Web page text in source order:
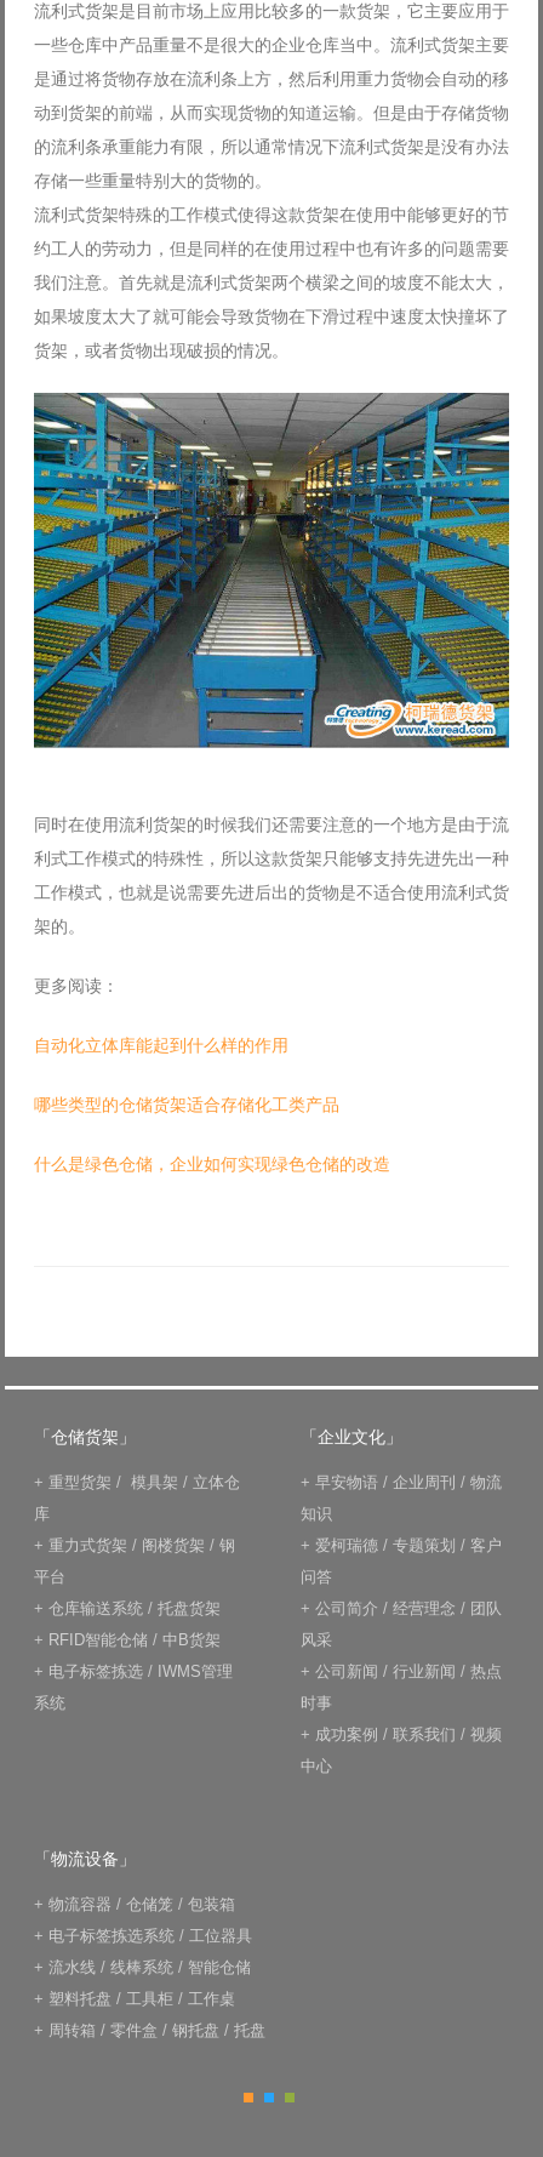
流利式货架是目前市场上应用比较多的一款货架，它主要应用于
一些仓库中产品重量不是很大的企业仓库当中。流利式货架主要
是通过将货物存放在流利条上方，然后利用重力货物会自动的移
动到货架的前端，从而实现货物的知道运输。但是由于存储货物
的流利条承重能力有限，所以通常情况下流利式货架是没有办法
存储一些重量特别大的货物的。
流利式货架特殊的工作模式使得这款货架在使用中能够更好的节
约工人的劳动力，但是同样的在使用过程中也有许多的问题需要
我们注意。首先就是流利式货架两个横梁之间的坡度不能太大，
如果坡度太大了就可能会导致货物在下滑过程中速度太快撞坏了
货架，或者货物出现破损的情况。
同时在使用流利货架的时候我们还需要注意的一个地方是由于流
利式工作模式的特殊性，所以这款货架只能够支持先进先出一种
工作模式，也就是说需要先进后出的货物是不适合使用流利式货
架的。
更多阅读：
自动化立体库能起到什么样的作用
哪些类型的仓储货架适合存储化工类产品
什么是绿色仓储，企业如何实现绿色仓储的改造
「仓储货架」
+ 重型货架 / 模具架 / 立体仓
库
+ 重力式货架 / 阁楼货架 / 钢
平台
+ 仓库输送系统 / 托盘货架
+ RFID智能仓储 / 中B货架
+ 电子标签拣选 / IWMS管理
系统
「企业文化」
+ 早安物语 / 企业周刊 / 物流
知识
+ 爱柯瑞德 / 专题策划 / 客户
问答
+ 公司简介 / 经营理念 / 团队
风采
+ 公司新闻 / 行业新闻 / 热点
时事
+ 成功案例 / 联系我们 / 视频
中心
「物流设备」
+ 物流容器 / 仓储笼 / 包装箱
+ 电子标签拣选系统 / 工位器具
+ 流水线 / 线棒系统 / 智能仓储
+ 塑料托盘 / 工具柜 / 工作桌
+ 周转箱 / 零件盒 / 钢托盘 / 托盘